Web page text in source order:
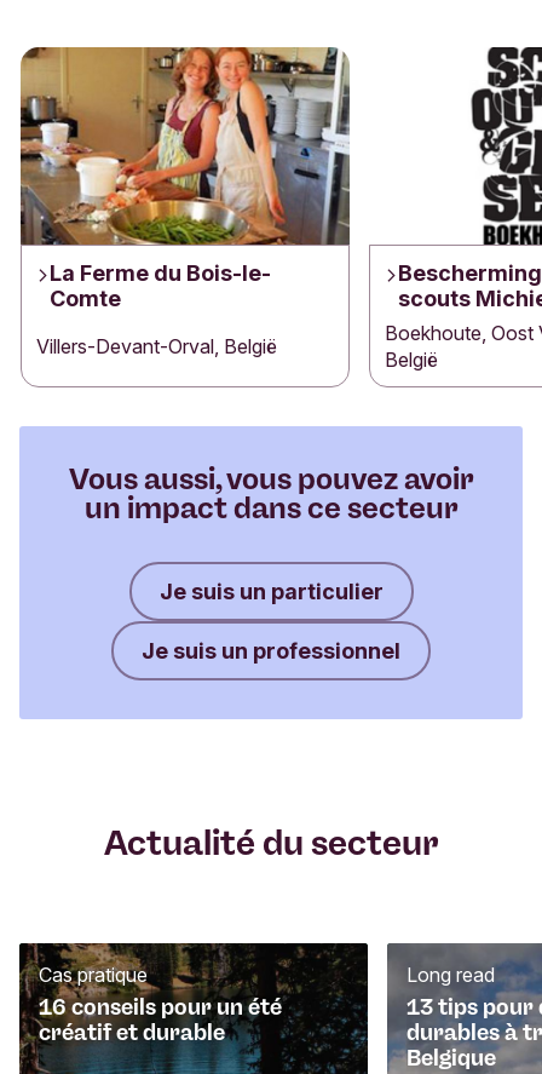
La Ferme du Bois-le-
Comte
Villers-Devant-Orval, België
scouts
Boekhoute, Oost
België
Vous aussi, vous pouvez avoir
un impact dans ce secteur
Je suis un particulier
Je suis un professionnel
Actualité du secteur
16 conseils pour un été
créatif et durable
Cas pratique
13 tips pour
durables à
Belgique
Long read